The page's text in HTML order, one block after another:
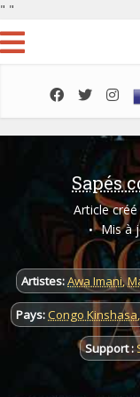
" "
Sapés
Article
Mis à
Artistes:Awa Imani,
Pays:Congo Kinshasa,
Support :